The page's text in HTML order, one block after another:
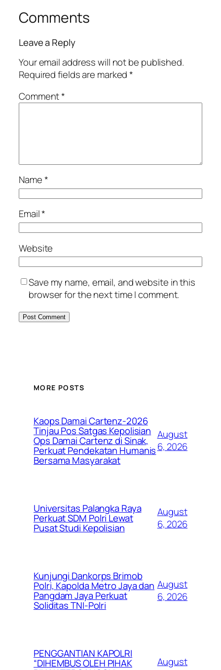
Comments
Leave a Reply
Your email address will not be published.
Required fields are marked*
Comment*
Name*
Email*
Website
Save my name, email, and website in this
browser for the next time I comment.
MORE POSTS
Kaops Damai Cartenz-2026
Tinjau Pos Satgas Kepolisian
Ops Damai Cartenz di Sinak,
Perkuat Pendekatan Humanis
Bersama Masyarakat
August
6, 2026
Universitas Palangka Raya
Perkuat SDM Polri Lewat
Pusat Studi Kepolisian
August
6, 2026
Kunjungi Dankorps Brimob
Polri, Kapolda Metro Jaya dan
Pangdam Jaya Perkuat
Soliditas TNI-Polri
August
6, 2026
PENGGANTIAN KAPOLRI
“DIHEMBUS OLEH PIHAK
August